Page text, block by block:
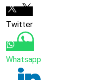
Twitter
Whatsapp